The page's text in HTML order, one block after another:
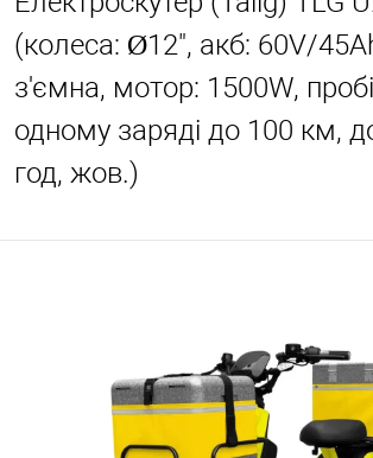
(колеса: Ø12", акб: 60V/
з'ємна, мотор: 1500W,
одному заряді до 100 км,
год, жов.)